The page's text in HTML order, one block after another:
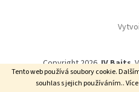
Tento web používá soubory cookie.
souhlas s jejich používáním..
Copyright 2026JV Baits.